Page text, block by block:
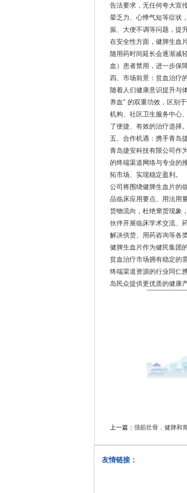
告法要求，无任何夸大宣
晕乏力、心悸气短等症状
振、大便不调等问题，提
在安全性方面，健脾生血
随用药时间延长会逐渐减
血）患者禁用，进一步保
四、市场前景：贫血治疗
随着人们健康意识提升与
养血" 的双重功效，区别
机构、社区卫生服务中心
了便捷、有效的治疗选择。
五、合作机遇：携手青岛
青岛捷安科技有限公司作
的终端渠道网络与专业的
拓市场、实现稳定盈利。
公司将围绕健脾生血片的
品临床应用要点、用法用
货物流向，杜绝窜货现象
伙伴开展临床学术交流、
解决供货、用药咨询等各
健脾生血片作为健民集团
贫血治疗市场拥有稳定的
终端渠道资源的行业同仁
岛民众提供更优质的健康
上一篇： 强筋壮骨，健脾和
友情链接：